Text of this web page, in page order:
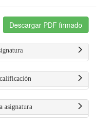
Descargar PDF firmado
asignatura